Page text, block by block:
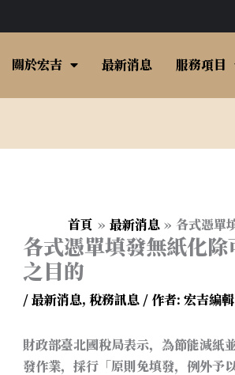
關於宏吉 最新消息 服務項目
首頁 最新消息 各式憑單
各式憑單填發無紙化
之目的
/最新消息, 稅務訊息/ 作者: 宏吉編輯
財政部臺北國稅局表示，為節能減紙
發作業，採行「原則免填發，例外予